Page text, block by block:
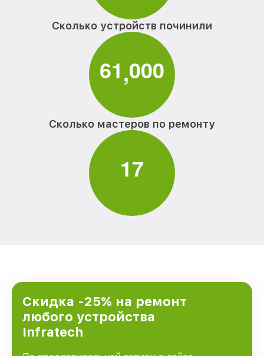
Сколько устройств починили
61,000
Сколько мастеров по ремонту
17
Скидка -25% на ремонт
любого устройства
Infratech